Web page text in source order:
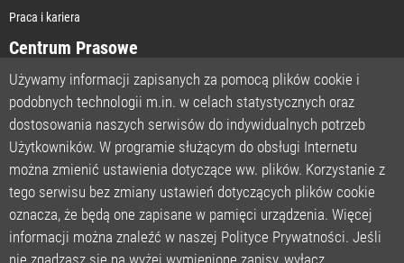
Praca i kariera
Centrum Prasowe
STRONA GŁÓWNA
O NAS
POLITYKA PRYWATNOŚCI
REGULAMIN
LICENCJA
REJESTRACJA
Używamy informacji zapisanych za pomocą plików cookie i
podobnych technologii m.in. w celach statystycznych oraz
dostosowania naszych serwisów do indywidualnych potrzeb
Użytkowników. W programie służącym do obsługi Internetu
można zmienić ustawienia dotyczące ww. plików. Korzystanie z
tego serwisu bez zmiany ustawień dotyczących plików cookie
oznacza, że będą one zapisane w pamięci urządzenia. Więcej
informacji można znaleźć w naszej Polityce Prywatności. Jeśli
nie zgadzasz się na wyżej wymienione zapisy, wyłącz